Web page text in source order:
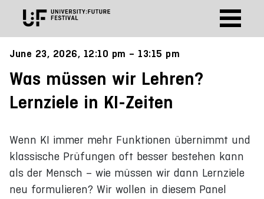
June 23, 2026, 12:10 pm – 13:15 pm
Was müssen wir Lehren?
Lernziele in KI-Zeiten
Wenn KI immer mehr Funktionen übernimmt und
klassische Prüfungen oft besser bestehen kann
als der Mensch – wie müssen wir dann Lernziele
neu formulieren? Wir wollen in diesem Panel